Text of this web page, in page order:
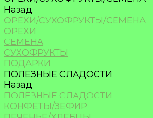
Назад
ОРЕХИ/СУХОФРУКТЫ/СЕМЕНА
ОРЕХИ
СЕМЕНА
СУХОФРУКТЫ
ПОДАРКИ
ПОЛЕЗНЫЕ СЛАДОСТИ
Назад
ПОЛЕЗНЫЕ СЛАДОСТИ
КОНФЕТЫ/ЗЕФИР